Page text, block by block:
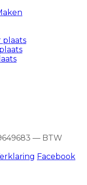
plaats
— BTW
Facebook